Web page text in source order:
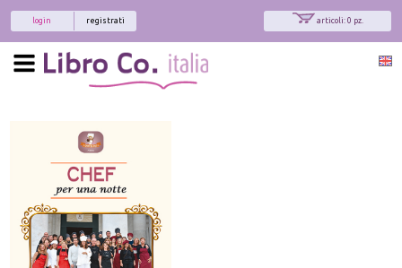
articoli: 0 pz.
registrati
login